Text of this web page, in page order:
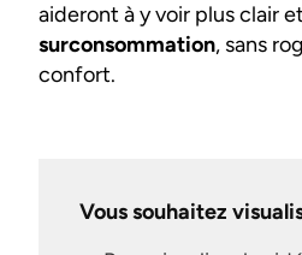
aideront à y voir plus clair
surconsommation, sans
confort.
Vous souhaitez